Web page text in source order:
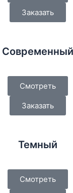
Заказать
Современный
Смотреть
Заказать
Темный
Смотреть